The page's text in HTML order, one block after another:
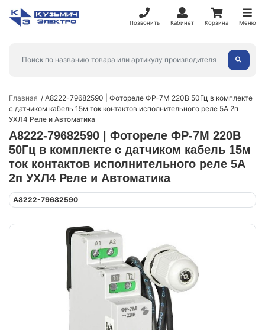
Позвонить Кабинет Корзина Меню
Главная
A8222-79682590 | Фотореле ФР-7М 220В 50Гц в комплекте
с датчиком кабель 15м ток контактов исполнительного реле 5А 2п
УХЛ4 Реле и Автоматика
A8222-79682590 | Фотореле ФР-7М 220В
50Гц в комплекте с датчиком кабель 15м
ток контактов исполнительного реле 5А
2п УХЛ4 Реле и Автоматика
A8222-79682590